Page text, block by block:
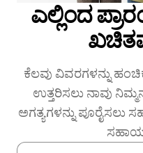
ಎಲ್ಲಿಂದ
ಕೆಲವು ವಿವರಗಳನ್ನು
ಉತ್ತರಿಸಲು ನಾವು
ಅಗತ್ಯಗಳನ್ನು ಪೂರೈಸಲು
ಸಹಾಯ